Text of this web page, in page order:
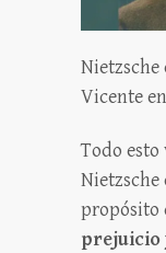
Nietzsche
Vicente
Todo
Nietzsche
propósito
prejuicio